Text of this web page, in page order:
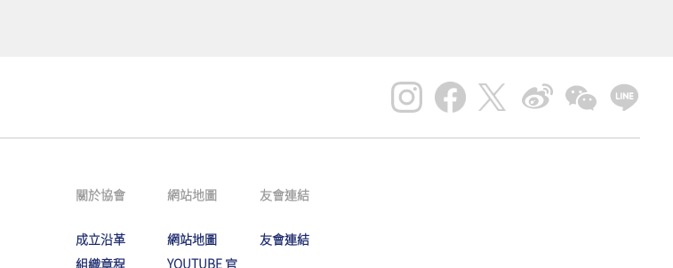
關於協會
成立沿革
組織章程
網站地圖
網站地圖
YOUTUBE 官
友會連結
友會連結